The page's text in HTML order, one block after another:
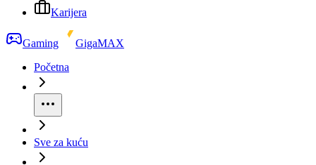
Karijera
Gaming
GigaMAX
Početna
Sve za kuću